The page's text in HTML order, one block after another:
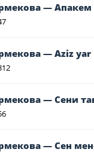
— Апакем
— Aziz yar
— Сени
— Сен